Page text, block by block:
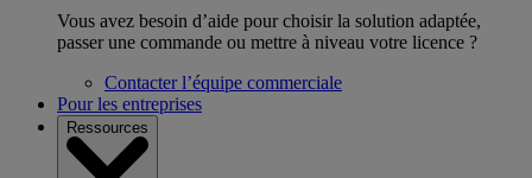
Vous avez besoin d’aide pour choisir la solution adaptée,
passer une commande ou mettre à niveau votre licence ?
Contacter l’équipe commerciale
Pour les entreprises
Ressources